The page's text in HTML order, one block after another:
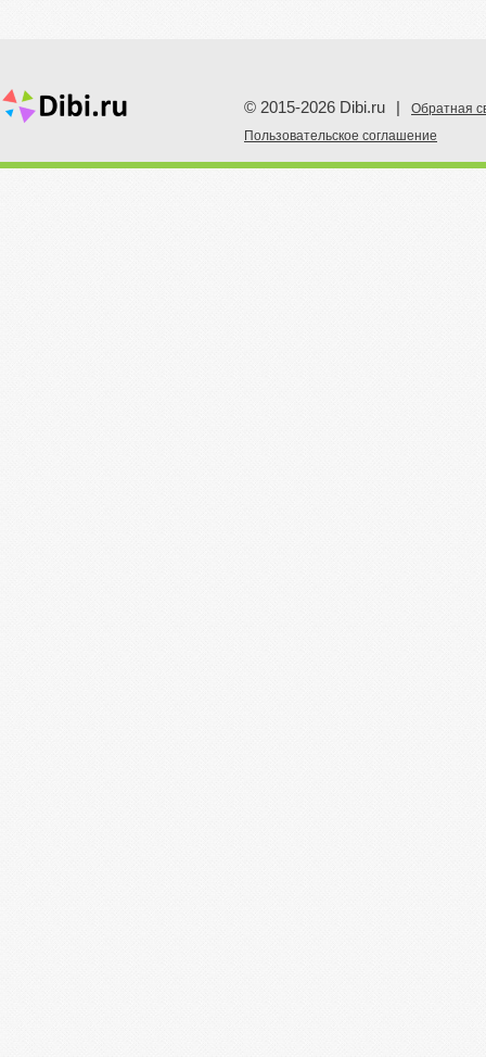
© 2015-2026 Dibi.ru
Обратная
Пoльзовательское соглашение